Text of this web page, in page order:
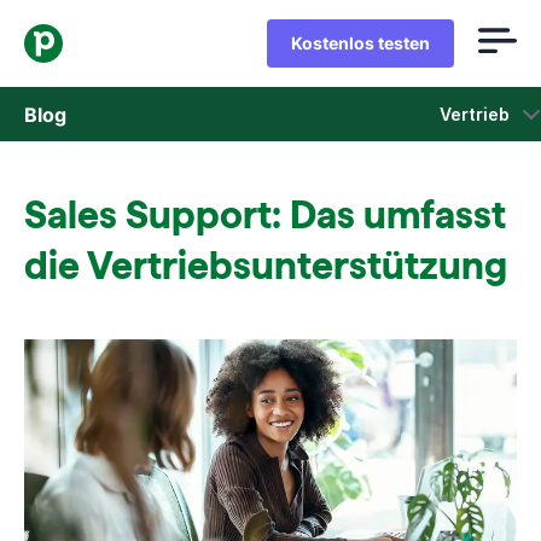
Kostenlos testen
Blog Vertrieb
Marketing
Fallstudien
In neuem Fenster öffnen
Sales Support: Das umfasst
die Vertriebsunterstützung